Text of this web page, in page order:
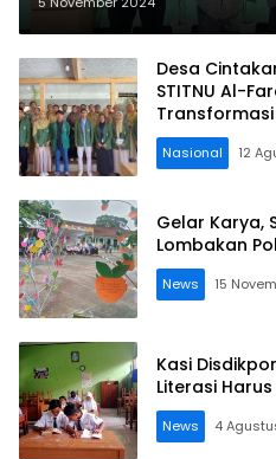
Desa
STITNU Al-
Nasional 12
Gelar Karya,
Lombakan
News 15
Kasi
Literasi
News 4